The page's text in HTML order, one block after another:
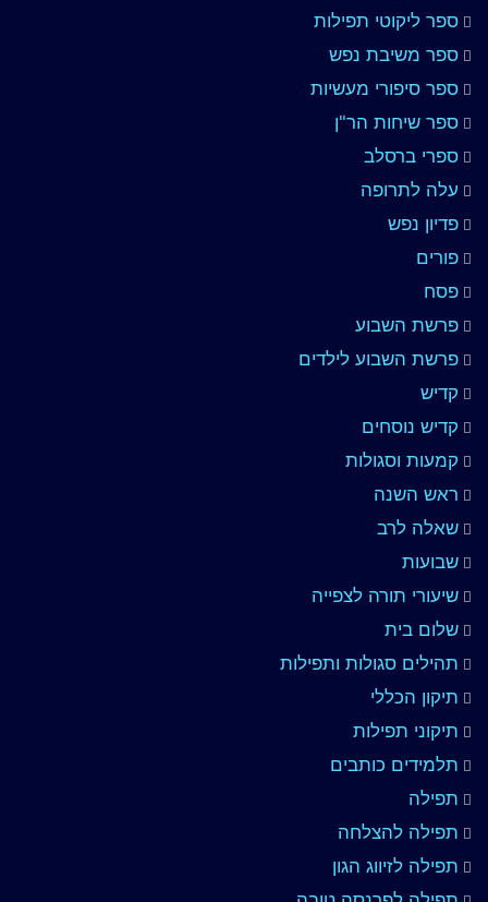
ספר ליקוטי תפילות
ספר משיבת נפש
ספר סיפורי מעשיות
ספר שיחות הר"ן
ספרי ברסלב
עלה לתרופה
פדיון נפש
פורים
פסח
פרשת השבוע
פרשת השבוע לילדים
קדיש
קדיש נוסחים
קמעות וסגולות
ראש השנה
שאלה לרב
שבועות
שיעורי תורה לצפייה
שלום בית
תהילים סגולות ותפילות
תיקון הכללי
תיקוני תפילות
תלמידים כותבים
תפילה
תפילה להצלחה
תפילה לזיווג הגון